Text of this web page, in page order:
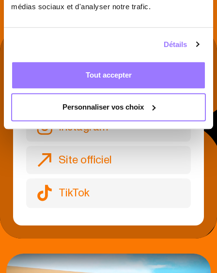
médias sociaux et d'analyser notre trafic.
Détails
Tout accepter
Personnaliser vos choix
À DÉCOUVRIR SUR
Facebook
Instagram
Site officiel
TikTok